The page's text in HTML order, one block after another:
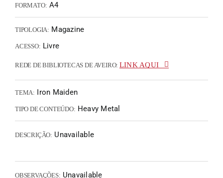
FORMATO: A4
TIPOLOGIA: Magazine
ACESSO: Livre
REDE DE BIBLIOTECAS DE AVEIRO: LINK AQUI
TEMA: Iron Maiden
TIPO DE CONTEÚDO: Heavy Metal
DESCRIÇÃO: Unavailable
OBSERVAÇÕES: Unavailable